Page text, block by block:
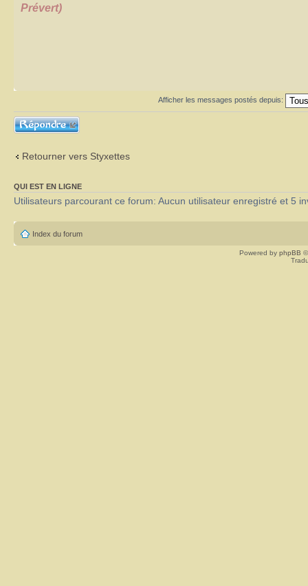
Prévert)
Afficher les messages postés depuis:
Répondre
Retourner vers Styxettes
QUI EST EN LIGNE
Utilisateurs parcourant ce forum: Aucun utilisateur enregistré et 5
Index du forum
Powered by phpBB